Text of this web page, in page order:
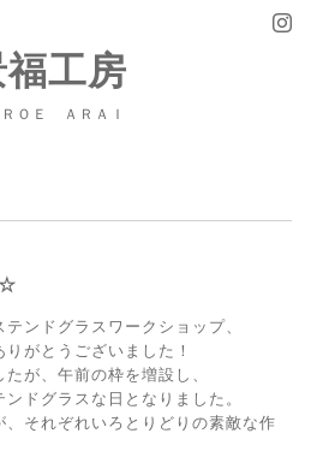
工房
ＲＯＥ ＡＲＡＩ
☆
ンドグラスワークショップ、
がとうございました！
が、午前の枠を増設し、
ドグラスな日となりました。
それぞれいろとりどりの素敵な作